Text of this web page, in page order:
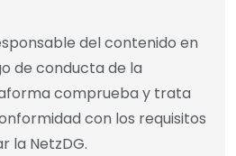
del contenido en
de conducta de la
comprueba y trata
con los requisitos
la NetzDG.